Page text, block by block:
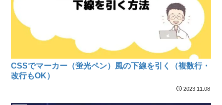
CSSでマーカー（蛍光ペン）風の下線を引く（複数行・
改行もOK）
2023.11.08